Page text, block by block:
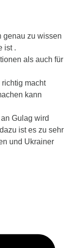
genau zu wissen
ist .
als auch für
macht
kann
Gulag wird
ist es zu sehr
und Ukrainer